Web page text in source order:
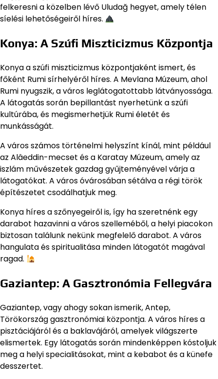
felkeresni a közelben lévő Uludağ hegyet, amely télen
síelési lehetőségeiről híres.
Konya: A Szúfi Miszticizmus Központja
Konya a szúfi miszticizmus központjaként ismert, és
főként Rumi sírhelyéről híres. A Mevlana Múzeum, ahol
Rumi nyugszik, a város leglátogatottabb látványossága.
A látogatás során bepillantást nyerhetünk a szúfi
kultúrába, és megismerhetjük Rumi életét és
munkásságát.
A város számos történelmi helyszínt kínál, mint például
az Alâeddin-mecset és a Karatay Múzeum, amely az
iszlám művészetek gazdag gyűjteményével várja a
látogatókat. A város óvárosában sétálva a régi török
építészetet csodálhatjuk meg.
Konya híres a szőnyegeiről is, így ha szeretnénk egy
darabot hazavinni a város szelleméből, a helyi piacokon
biztosan találunk nekünk megfelelő darabot. A város
hangulata és spiritualitása minden látogatót magával
ragad.
Gaziantep: A Gasztronómia Fellegvára
Gaziantep, vagy ahogy sokan ismerik, Antep,
Törökország gasztronómiai központja. A város híres a
pisztáciájáról és a baklavájáról, amelyek világszerte
elismertek. Egy látogatás során mindenképpen kóstoljuk
meg a helyi specialitásokat, mint a kebabot és a künefe
desszertet.